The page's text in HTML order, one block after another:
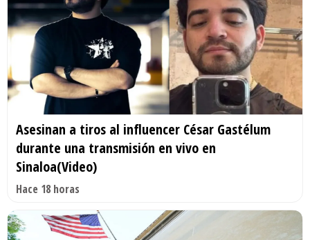
Asesinan a tiros al influencer César Gastélum
durante una transmisión en vivo en
Sinaloa(Video)
Hace 18 horas